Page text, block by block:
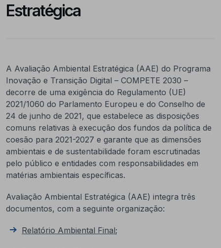
Estratégica
A Avaliação Ambiental Estratégica (AAE) do Programa
Inovação e Transição Digital – COMPETE 2030 –
decorre de uma exigência do Regulamento (UE)
2021/1060 do Parlamento Europeu e do Conselho de
24 de junho de 2021, que estabelece as disposições
comuns relativas à execução dos fundos da política de
coesão para 2021-2027 e garante que as dimensões
ambientais e de sustentabilidade foram escrutinadas
pelo público e entidades com responsabilidades em
matérias ambientais específicas.
Avaliação Ambiental Estratégica (AAE) integra três
documentos, com a seguinte organização:
Relatório Ambiental Final;